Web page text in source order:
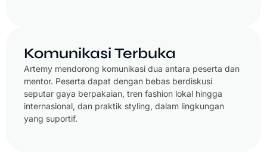
Komunikasi Terbuka
Artemy mendorong komunikasi dua antara peserta dan
mentor. Peserta dapat dengan bebas berdiskusi
seputar gaya berpakaian, tren fashion lokal hingga
internasional, dan praktik styling, dalam lingkungan
yang suportif.